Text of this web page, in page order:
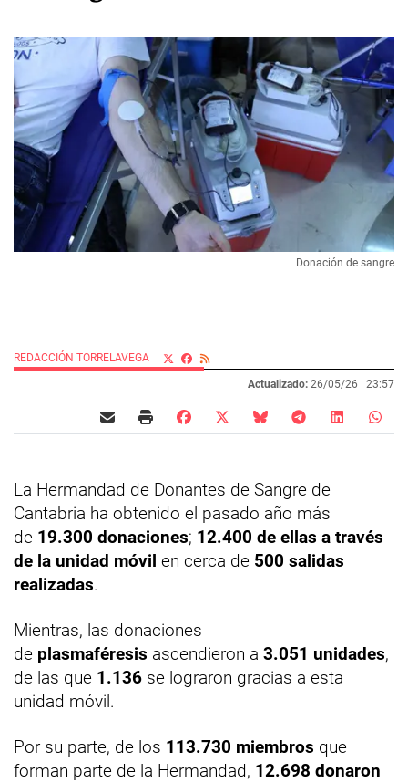
Donación de sangre
REDACCIÓN TORRELAVEGA
Actualizado: 26/05/26 | 23:57
La Hermandad de Donantes de Sangre de
Cantabria ha obtenido el pasado año más
de 19.300 donaciones; 12.400 de ellas a través
de la unidad móvil en cerca de 500 salidas
realizadas.
Mientras, las donaciones
de plasmaféresis ascendieron a 3.051 unidades,
de las que 1.136 se lograron gracias a esta
unidad móvil.
Por su parte, de los 113.730 miembros que
forman parte de la Hermandad, 12.698 donaron